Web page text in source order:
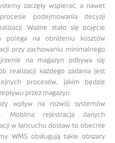
zaczęły wspierać, a nawet
podejmowania decyzji
Ważne stało się pojęcie
polega na obniżeniu kosztów
przy zachowaniu minimalnego
na magazyn odbywa się
realizacji każdego zadania jest
procesów, jakim będzie
przez magazyn.
wpływ na rozwój systemów
Mobilna rejestracja danych
w łańcuchu dostaw to obecnie
WMS obsługują takie obszary